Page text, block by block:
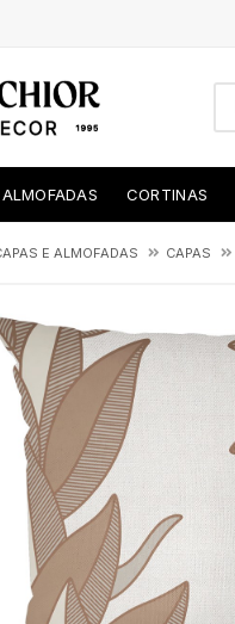
CORTINAS
E ALMOFADAS CAPAS